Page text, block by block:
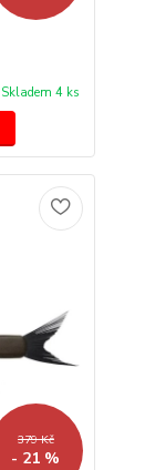
Skladem 4 ks
379 Kč
- 21 %